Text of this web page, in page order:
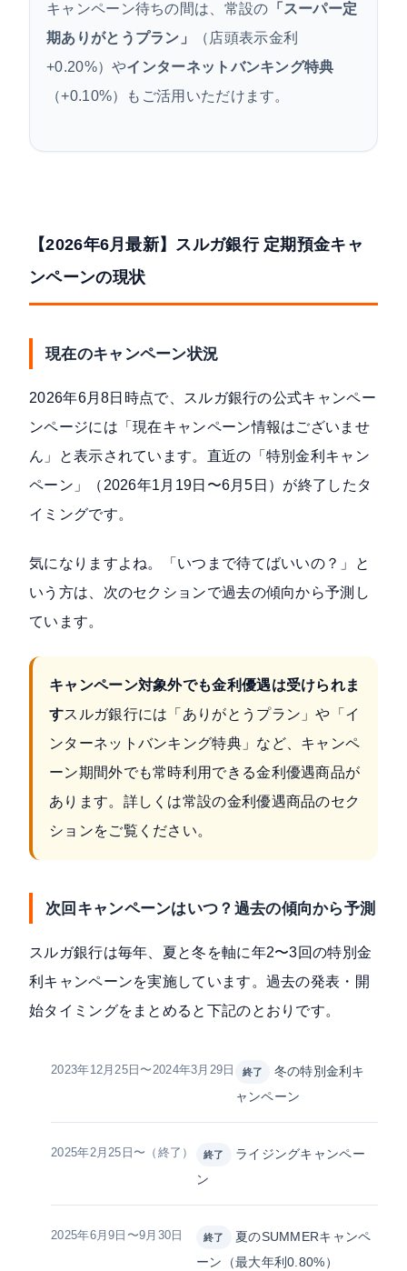
キャンペーン待ちの間は、常設の 「スーパー定
期ありがとうプラン」
（店頭表示金利
+0.20%）やインターネットバンキング特典
（+0.10%）もご活用いただけます。
【2026年6月最新】スルガ銀行 定期預金キャ
ンペーンの現状
現在のキャンペーン状況
2026年6月8日時点で、 スルガ銀行の公式キャンペー
ンページには「現在キャンペーン情報はございませ
ん」と表示されています。直近の「特別金利キャン
ペーン」（2026年1月19日〜6月5日）が終了したタ
イミングです。
気になりますよね。「いつまで待てばいいの？」と
いう方は、次のセクションで過去の傾向から予測し
ています。
キャンペーン対象外でも金利優遇は受けられま
すスルガ銀行には「ありがとうプラン」や「イ
ンターネットバンキング特典」など、キャンペ
ーン期間外でも常時利用できる金利優遇商品が
あります。詳しくは常設の金利優遇商品のセク
ションをご覧ください。
次回キャンペーンはいつ？過去の傾向から予測
スルガ銀行は毎年、夏と冬を軸に年2〜3回の特別金
利キャンペーンを実施しています。過去の発表・開
始タイミングをまとめると下記のとおりです。
2023年12月25日〜2024年3月29日 終了
冬の特別金利キ
ャンペーン
2025年2月25日〜（終了） 終了
ライジングキャンペー
ン
2025年6月9日〜9月30日 終了
夏のSUMMERキャンペ
ーン（最大年利0.80%）